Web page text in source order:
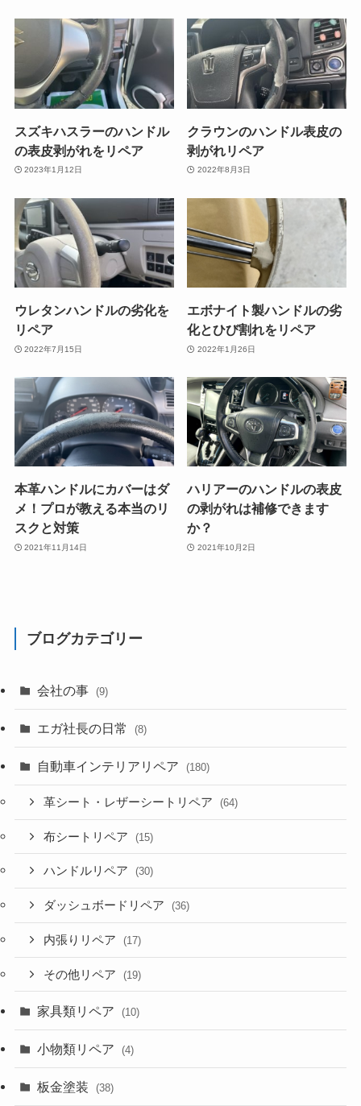
スズキハスラーのハンドル
の表皮剥がれをリペア
2023年1月12日
クラウンのハンドル表皮の
剥がれリペア
2022年8月3日
ウレタンハンドルの劣化を
リペア
2022年7月15日
エボナイト製ハンドルの劣
化とひび割れをリペア
2022年1月26日
本革ハンドルにカバーはダ
メ！プロが教える本当のリ
スクと対策
2021年11月14日
ハリアーのハンドルの表皮
の剥がれは補修できます
か？
2021年10月2日
ブログカテゴリー
会社の事 (9)
エガ社長の日常 (8)
自動車インテリアリペア (180)
革シート・レザーシートリペア (64)
布シートリペア (15)
ハンドルリペア (30)
ダッシュボードリペア (36)
内張りリペア (17)
その他リペア (19)
家具類リペア (10)
小物類リペア (4)
板金塗装 (38)